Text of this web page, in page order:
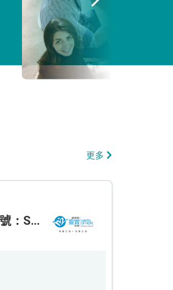
更多
高級技工/技工 (編號：SSO/FM/A/CTE)